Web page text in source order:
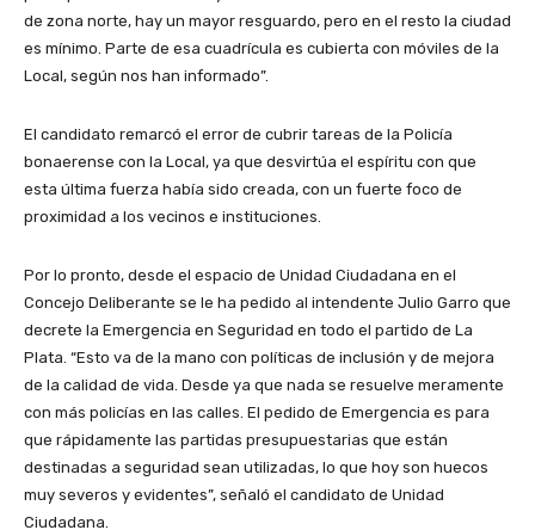
de zona norte, hay un mayor resguardo, pero en el resto la ciudad
es mínimo. Parte de esa cuadrícula es cubierta con móviles de la
Local, según nos han informado”.
El candidato remarcó el error de cubrir tareas de la Policía
bonaerense con la Local, ya que desvirtúa el espíritu con que
esta última fuerza había sido creada, con un fuerte foco de
proximidad a los vecinos e instituciones.
Por lo pronto, desde el espacio de Unidad Ciudadana en el
Concejo Deliberante se le ha pedido al intendente Julio Garro que
decrete la Emergencia en Seguridad en todo el partido de La
Plata. “Esto va de la mano con políticas de inclusión y de mejora
de la calidad de vida. Desde ya que nada se resuelve meramente
con más policías en las calles. El pedido de Emergencia es para
que rápidamente las partidas presupuestarias que están
destinadas a seguridad sean utilizadas, lo que hoy son huecos
muy severos y evidentes”, señaló el candidato de Unidad
Ciudadana.